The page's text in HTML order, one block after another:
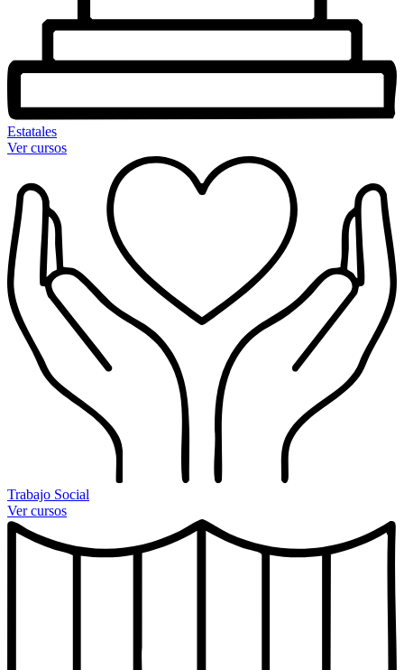
Estatales
Ver cursos
Trabajo Social
Ver cursos